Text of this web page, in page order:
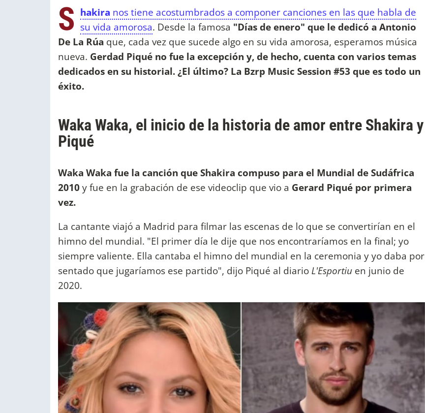
S hakira nos tiene acostumbrados a componer canciones en las que habla de
su vida amorosa. Desde la famosa "Días de enero" que le dedicó a Antonio
De La Rúa que, cada vez que sucede algo en su vida amorosa, esperamos música
nueva. Gerdad Piqué no fue la excepción y, de hecho, cuenta con varios temas
dedicados en su historial. ¿El último? La Bzrp Music Session #53 que es todo un
éxito.
Waka Waka, el inicio de la historia de amor entre Shakira y
Piqué
Waka Waka fue la canción que Shakira compuso para el Mundial de Sudáfrica
2010y fue en la grabación de ese videoclip que vio a Gerard Piqué por primera
vez.
La cantante viajó a Madrid para filmar las escenas de lo que se convertirían en el
himno del mundial. "El primer día le dije que nos encontraríamos en la final; yo
siempre valiente. Ella cantaba el himno del mundial en la ceremonia y yo daba por
sentado que jugaríamos ese partido", dijo Piqué al diario L'Esportiu en junio de
2020.